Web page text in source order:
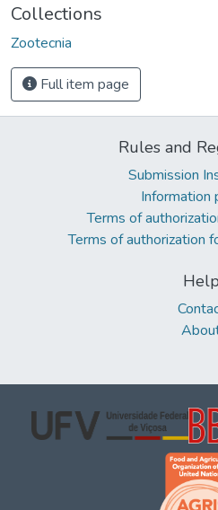
Collections
Zootecnia
Full item page
Rules and
Submission
Information
Terms of
Terms of authorization
Help